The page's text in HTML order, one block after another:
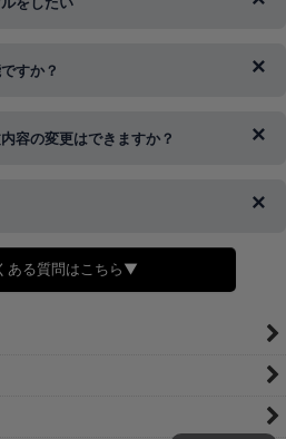
IDの変更が可能です。
係上、午後以降のご連絡やキャンセル
お手続きが間に合わない場合は変更、
すか？
ド・携帯キャリア決済・おねだり決
容の変更はできますか？
おります。
のみ発行しております。
ある質問はこちら▼